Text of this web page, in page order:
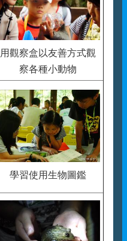
用觀察盒以友善方式觀
察各種小動物
學習使用生物圖鑑